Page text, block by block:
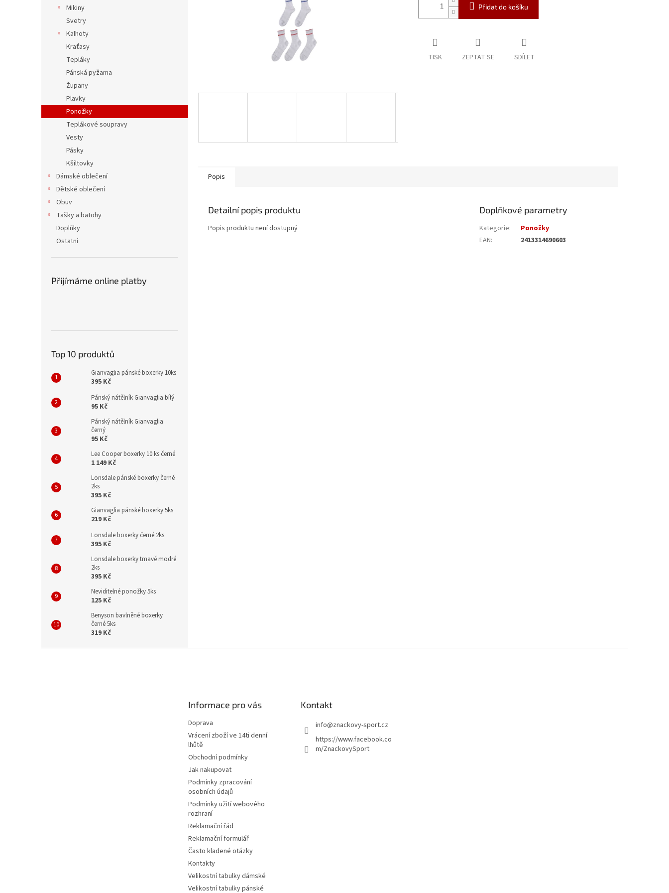
Mikiny
Svetry
Kalhoty
Kraťasy
Tepláky
Pánská pyžama
Župany
Plavky
Ponožky
Teplákové soupravy
Vesty
Pásky
Kšiltovky
Dámské oblečení
Dětské oblečení
Obuv
Tašky a batohy
Doplňky
Ostatní
Přijímáme online platby
Top 10 produktů
Gianvaglia pánské boxerky 10ks
395 Kč
Pánský nátělník Gianvaglia bílý
95 Kč
Pánský nátělník Gianvaglia
černý
95 Kč
Lee Cooper boxerky 10 ks černé
1 149 Kč
Lonsdale pánské boxerky černé
2ks
395 Kč
Gianvaglia pánské boxerky 5ks
219 Kč
Lonsdale boxerky černé 2ks
395 Kč
Lonsdale boxerky tmavě modré
2ks
395 Kč
Neviditelné ponožky 5ks
125 Kč
Benyson bavlněné boxerky
černé 5ks
319 Kč
Přidat do košíku
TISK ZEPTAT SE SDÍLET
Popis
Detailní popis produktu
Popis produktu není dostupný
Doplňkové parametry
Kategorie:
Ponožky
EAN: 2413314690603
Informace pro vás
Doprava
Vrácení zboží ve 14ti denní
lhůtě
Obchodní podmínky
Jak nakupovat
Podmínky zpracování
osobních údajů
Podmínky užití webového
rozhraní
Reklamační řád
Reklamační formulář
Často kladené otázky
Kontakty
Velikostní tabulky dámské
Velikostní tabulky pánské
Kontakt
info@znackovy-sport.cz
https://www.facebook.co
m/ZnackovySport